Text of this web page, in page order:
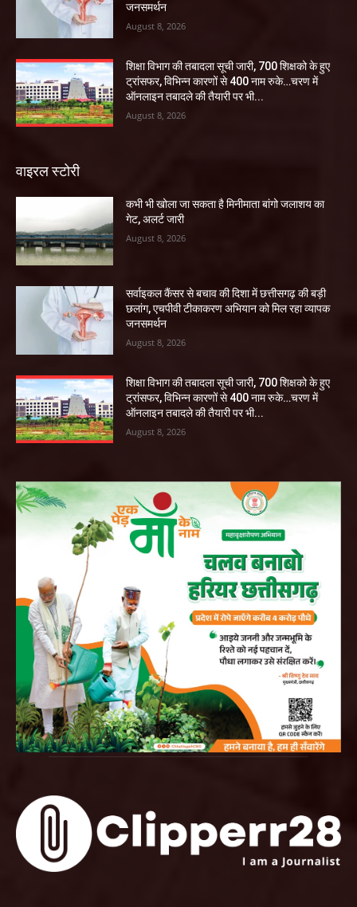
जनसमर्थन
August 8, 2026
शिक्षा विभाग की तबादला सूची जारी, 700 शिक्षको के हुए
ट्रांसफर, विभिन्न कारणों से 400 नाम रुके…चरण में
ऑनलाइन तबादले की तैयारी पर भी...
August 8, 2026
वाइरल स्टोरी
कभी भी खोला जा सकता है मिनीमाता बांगो जलाशय का
गेट, अलर्ट जारी
August 8, 2026
सर्वाइकल कैंसर से बचाव की दिशा में छत्तीसगढ़ की बड़ी
छलांग, एचपीवी टीकाकरण अभियान को मिल रहा व्यापक
जनसमर्थन
August 8, 2026
शिक्षा विभाग की तबादला सूची जारी, 700 शिक्षको के हुए
ट्रांसफर, विभिन्न कारणों से 400 नाम रुके…चरण में
ऑनलाइन तबादले की तैयारी पर भी...
August 8, 2026